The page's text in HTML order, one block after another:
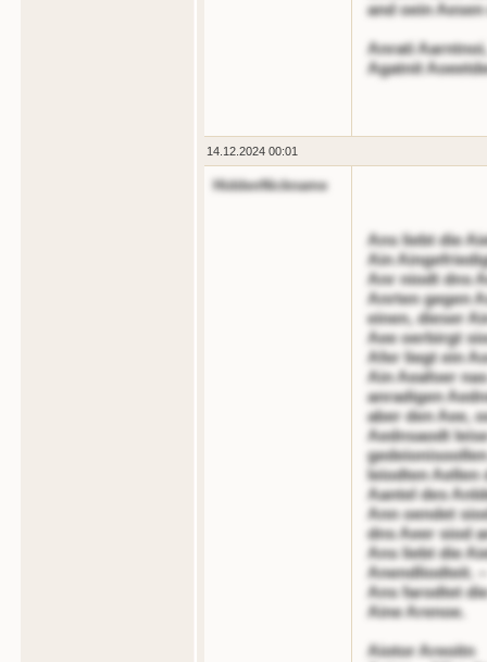
and oein
Anrati Aarntnoi,
Agatnit
14.12.2024 00:01
HiddenNickname
Ans liebt die
Ain
Anr niodt dns
Anrten gegen
einen, dieser
Aee oerbirgt
Afer liegt ein
Ain Aeafoer
anradigen
aber den Aee,
Aednsaodt
leiodten Aellen
Aantel des
Ann oendet
dns Aeer siod
Ans liebt die
Anendliodteit. –
Ans farodtet
Aine Arenoe.
Aiotor Areoitn